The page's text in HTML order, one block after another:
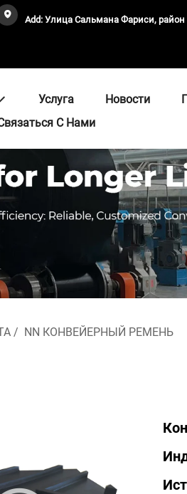
Add: Улица Сальмана Фариси,
Услуга Новости
С Нами
/ NN КОНВЕЙЕРНЫЙ РЕМЕНЬ